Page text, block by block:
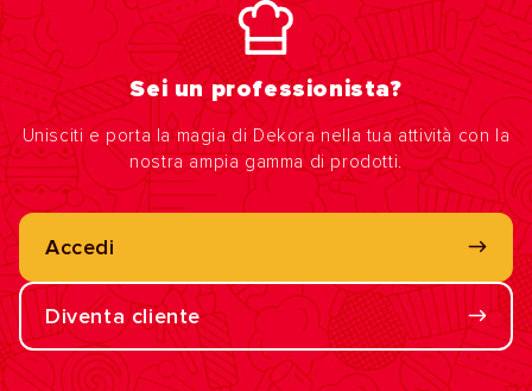
Sei un professionista?
Unisciti e porta la magia di Dekora nella tua attività con la
nostra ampia gamma di prodotti.
Accedi
Diventa cliente